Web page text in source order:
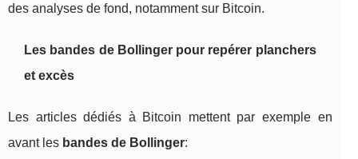
des analyses de fond, notamment sur Bitcoin.
Les bandes de Bollinger pour repérer planchers
et excès
Les articles dédiés à Bitcoin mettent par exemple en
avant les bandes de Bollinger: